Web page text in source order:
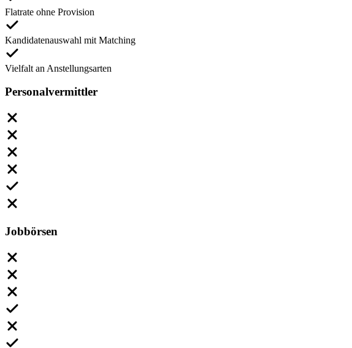
Flatrate ohne Provision
Kandidatenauswahl mit Matching
Vielfalt an Anstellungsarten
Personalvermittler
Jobbörsen